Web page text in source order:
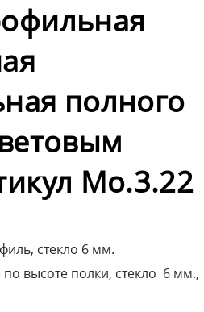
полного
Мо.3.22
стекло 6 мм.
высоте полки, стекло 6 мм.,